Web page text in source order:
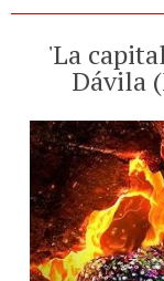
'La
Dávila